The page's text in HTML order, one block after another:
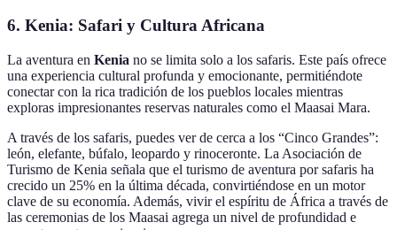
6. Kenia: Safari y Cultura Africana
La aventura en Kenia no se limita solo a los safaris. Este país ofrece
una experiencia cultural profunda y emocionante, permitiéndote
conectar con la rica tradición de los pueblos locales mientras
exploras impresionantes reservas naturales como el Maasai Mara.
A través de los safaris, puedes ver de cerca a los “Cinco Grandes”:
león, elefante, búfalo, leopardo y rinoceronte. La Asociación de
Turismo de Kenia señala que el turismo de aventura por safaris ha
crecido un 25% en la última década, convirtiéndose en un motor
clave de su economía. Además, vivir el espíritu de África a través de
las ceremonias de los Maasai agrega un nivel de profundidad e